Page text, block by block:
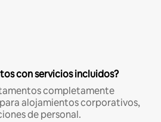
con servicios incluidos?
completamente
alojamientos corporativos,
de personal.